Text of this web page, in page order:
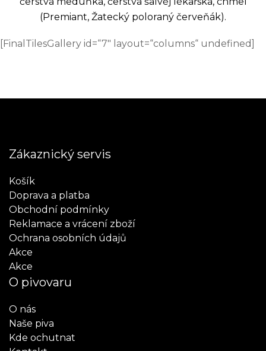
(Premiant, Žatecký poloraný červeňák).
[FinalTilesGallery id=“7″ layout=“columns“ undefined]
Zákaznický servis
Košík
Doprava a platba
Obchodní podmínky
Reklamace a vrácení zboží
Ochrana osobních údajů
Akce
Akce
O pivovaru
O nás
Naše piva
Kde ochutnat